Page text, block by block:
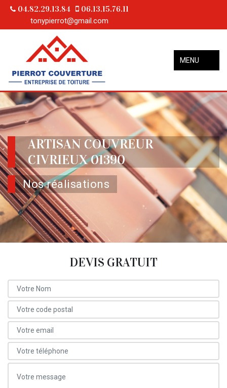
04.82.29.13.84 06.13.15.76.11
tonypierrot@gmail.com
MENU
ARTISAN COUVREUR
CIVRIEUX 01390
Nos réalisations
DEVIS GRATUIT